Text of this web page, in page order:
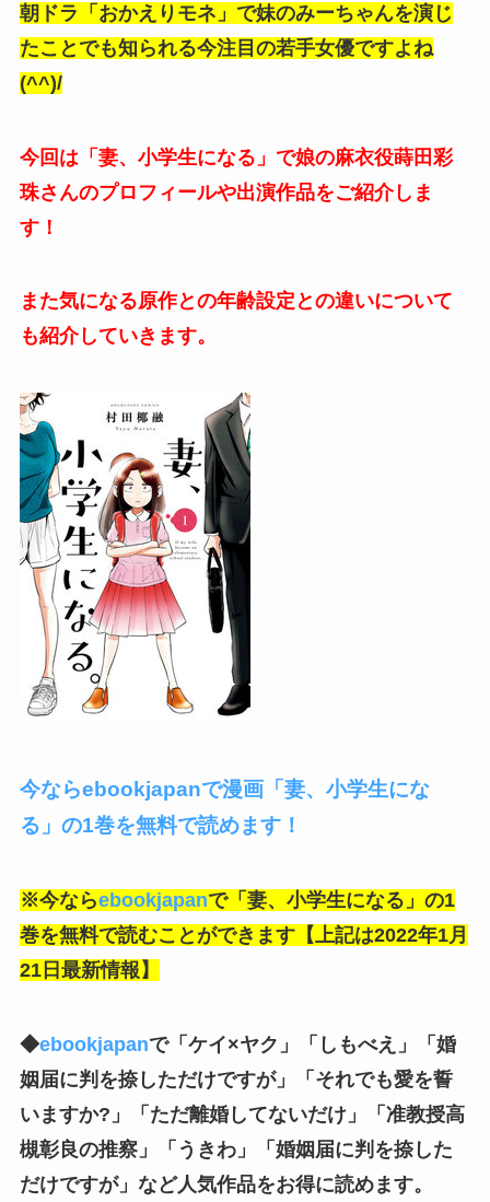
朝ドラ「おかえりモネ」で妹のみーちゃんを演じ
たことでも知られる今注目の若手女優ですよね
(^^)/
今回は「妻、小学生になる」で娘の麻衣役蒔田彩
珠さんのプロフィールや出演作品をご紹介しま
す！
また気になる原作との年齢設定との違いについて
も紹介していきます。
今ならebookjapanで漫画「妻、小学生にな
る」の1巻を無料で読めます！
※今ならebookjapanで「妻、小学生になる」の1
巻を無料で読むことができます【上記は2022年1月
21日最新情報】
◆ebookjapanで「ケイ×ヤク」「しもべえ」「婚
姻届に判を捺しただけですが」「それでも愛を誓
いますか?」「ただ離婚してないだけ」「准教授高
槻彰良の推察」「うきわ」「婚姻届に判を捺した
だけですが」 など人気作品をお得に読めます。